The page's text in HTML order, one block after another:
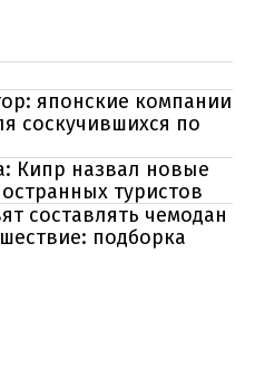
японские компании
соскучившихся по
Кипр назвал новые
туристов
составлять чемодан
подборка